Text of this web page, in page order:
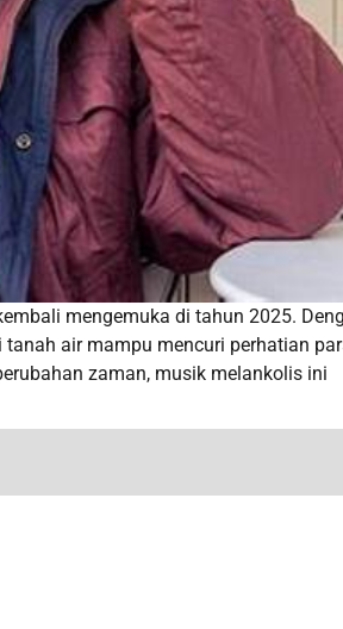
mengemuka di tahun 2025.
air mampu mencuri perhatian
zaman, musik melankolis ini